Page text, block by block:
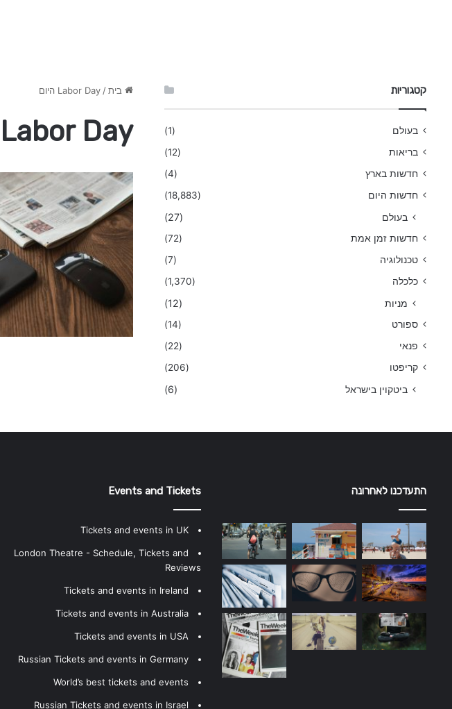
בית / Labor Day היום
Labor Day היום
קטגוריות
בעולם
(1)
בריאות
(12)
חדשות בארץ
(4)
חדשות היום
(18,883)
בעולם (27)
חדשות זמן אמת
(72)
טכנולוגיה
(7)
כלכלה
(1,370)
מניות (12)
ספורט
(14)
פנאי
(22)
קריפטו
(206)
ביטקוין בישראל (6)
התעדכנו לאחרונה Events and Tickets
Tickets and events in UK
London Theatre - Schedule, Tickets and
Reviews
Tickets and events in Ireland
Tickets and events in Australia
Tickets and events in USA
Russian Tickets and events in Germany
World’s best tickets and events
Russian Tickets and events in Israel